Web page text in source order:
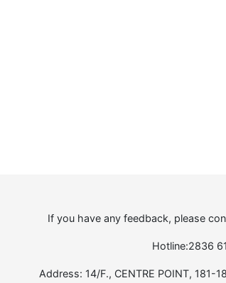
If you have any feedback, please
Hotline:2836
Address: 14/F., CENTRE POINT, 181-